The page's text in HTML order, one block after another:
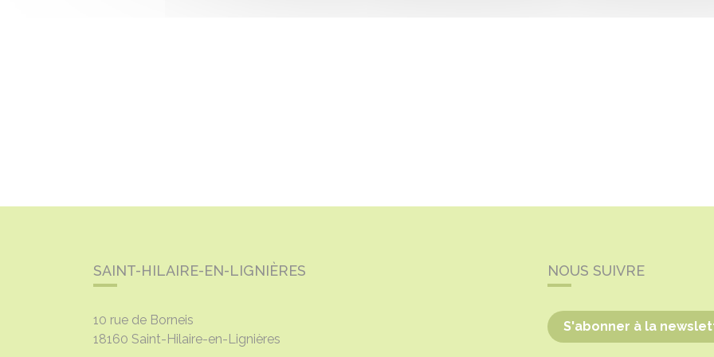
SAINT-HILAIRE-EN-LIGNIÈRES
10 rue de Borneis
18160 Saint-Hilaire-en-Lignières
NOUS SUIVRE
S'abonner à la